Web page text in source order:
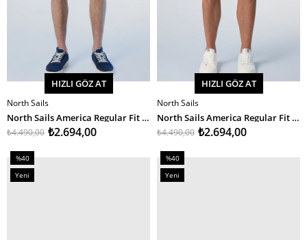
SEPETE EKLE
HIZLI GÖZ AT
North Sails
North Sails America Regular Fit Erkek Kargo Şort
₺2.694,00
₺4.490,00
SEPETE EKLE
HIZLI GÖZ AT
North Sails
North Sails America Regular Fit Erkek Kargo Şort
₺2.694,00
₺4.490,00
%40
İndirim
%40İndirim
Yeni
%40
İndirim
%40İndirim
Yeni